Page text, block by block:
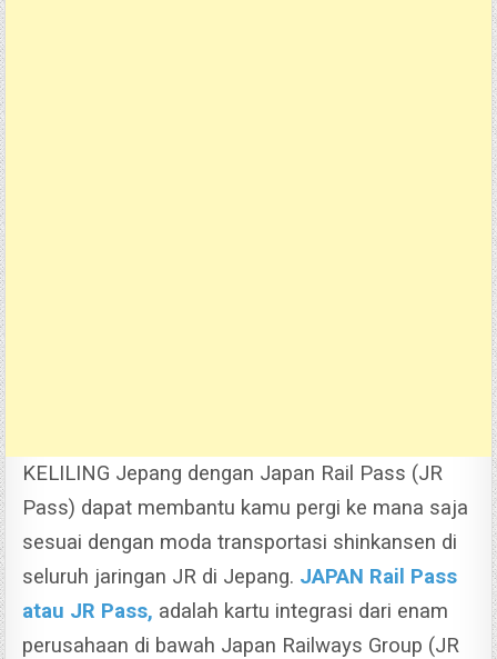
KELILING Jepang dengan Japan Rail Pass (JR
Pass) dapat membantu kamu pergi ke mana saja
sesuai dengan moda transportasi shinkansen di
seluruh jaringan JR di Jepang. JAPAN Rail Pass
atau JR Pass, adalah kartu integrasi dari enam
perusahaan di bawah Japan Railways Group (JR